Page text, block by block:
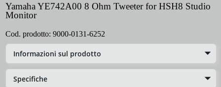
Yamaha YE742A00 8 Ohm Tweeter for HSH8 Studio
Monitor
Cod. prodotto: 9000-0131-6252
Informazioni sul prodotto
Specifiche